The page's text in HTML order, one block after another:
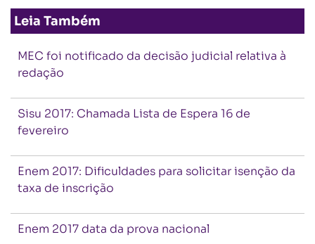
Leia Também
MEC foi notificado da decisão judicial relativa à
redação
Sisu 2017: Chamada Lista de Espera 16 de
fevereiro
Enem 2017: Dificuldades para solicitar isenção da
taxa de inscrição
Enem 2017 data da prova nacional